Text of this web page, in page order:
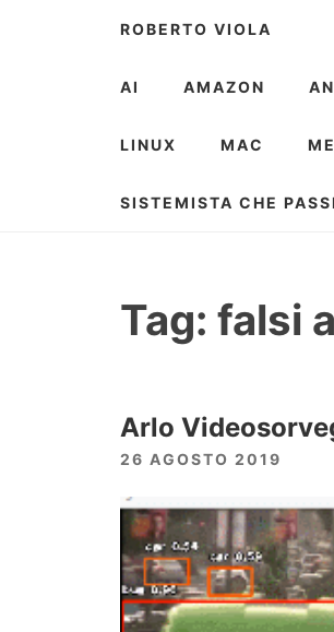
ROBERTO VIOLA
AI AMAZON
LINUX MAC
SISTEMISTA CHE
Tag: falsi
Arlo
26 AGOSTO 2019